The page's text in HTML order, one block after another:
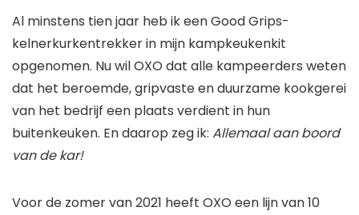
Al minstens tien jaar heb ik een Good Grips-
kelnerkurkentrekker in mijn kampkeukenkit
opgenomen. Nu wil OXO dat alle kampeerders weten
dat het beroemde, gripvaste en duurzame kookgerei
van het bedrijf een plaats verdient in hun
buitenkeuken. En daarop zeg ik: Allemaal aan boord
van de kar!
Voor de zomer van 2021 heeft OXO een lijn van 10